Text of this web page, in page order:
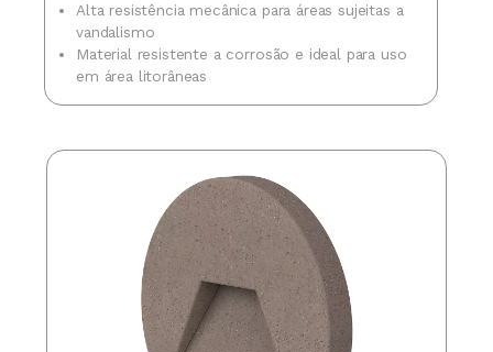
Alta resistência mecânica para áreas sujeitas a
vandalismo
Material resistente a corrosão e ideal para uso
em área litorâneas